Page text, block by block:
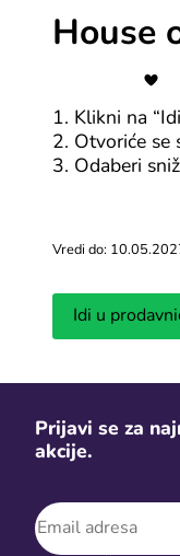
Saveti za
Vidi više
Sezonske
House
1. Klikni na
2. Otvoriće se
3. Odaberi
Vredi do:
Idi u
Prijavi se za
akcije.